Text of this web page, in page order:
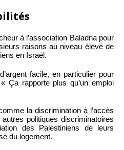
à l’association Baladna pour
raisons au niveau élevé de
en Israël.
facile, en particulier pour
Ça rapporte plus qu’un emploi
la discrimination à l’accès
politiques discriminatoires
des Palestiniens de leurs
du logement.